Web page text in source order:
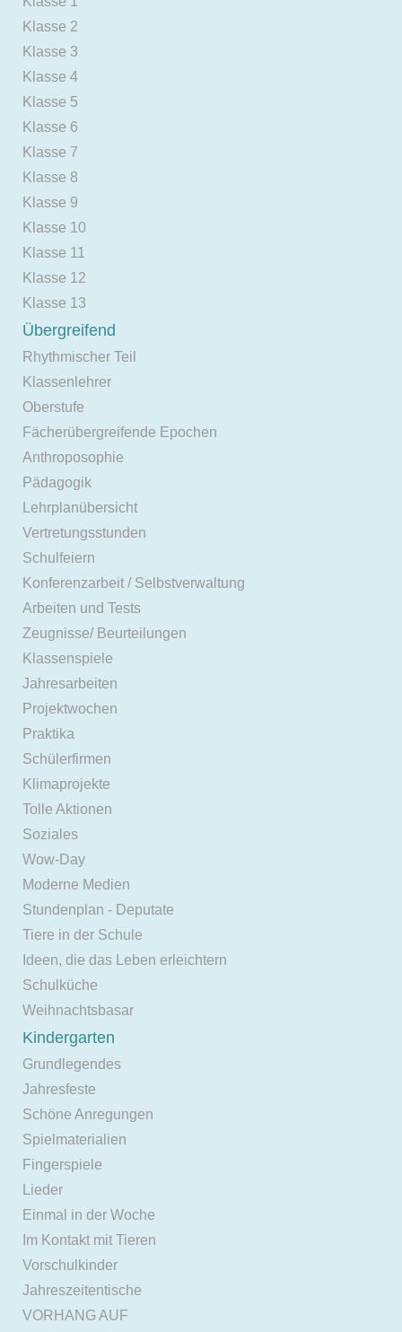
Klasse 2
Klasse 3
Klasse 4
Klasse 5
Klasse 6
Klasse 7
Klasse 8
Klasse 9
Klasse 10
Klasse 11
Klasse 12
Klasse 13
Übergreifend
Rhythmischer Teil
Klassenlehrer
Oberstufe
Fächerübergreifende Epochen
Anthroposophie
Pädagogik
Lehrplanübersicht
Vertretungsstunden
Schulfeiern
Konferenzarbeit / Selbstverwaltung
Arbeiten und Tests
Zeugnisse/ Beurteilungen
Klassenspiele
Jahresarbeiten
Projektwochen
Praktika
Schülerfirmen
Klimaprojekte
Tolle Aktionen
Soziales
Wow-Day
Moderne Medien
Stundenplan - Deputate
Tiere in der Schule
Ideen, die das Leben erleichtern
Schulküche
Weihnachtsbasar
Kindergarten
Grundlegendes
Jahresfeste
Schöne Anregungen
Spielmaterialien
Fingerspiele
Lieder
Einmal in der Woche
Im Kontakt mit Tieren
Vorschulkinder
Jahreszeitentische
VORHANG AUF